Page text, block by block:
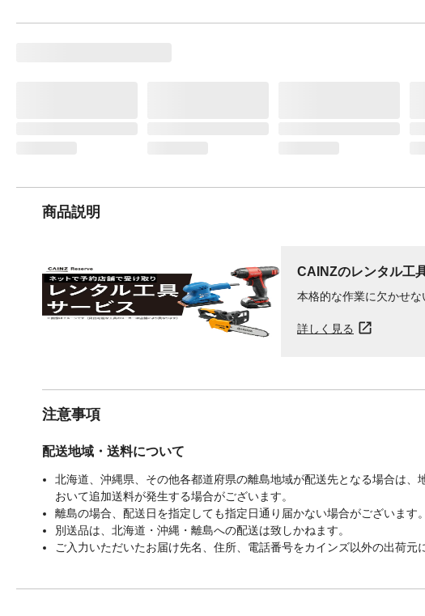
商品説明
CAINZのレンタル工
本格的な作業に欠かせ
詳しく見る
注意事項
配送地域・送料について
北海道、沖縄県、その他各都道府県の離島地域が配送先となる場合は
おいて追加送料が発生する場合がございます。
離島の場合、配送日を指定しても指定日通り届かない場合がございます。
別送品は、北海道・沖縄・離島への配送は致しかねます。
ご入力いただいたお届け先名、住所、電話番号をカインズ以外の出荷